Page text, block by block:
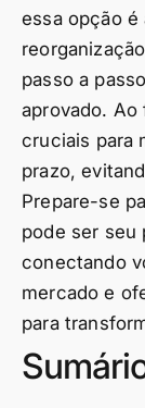
essa opção é
passo a
aprovado.
cruciais para
prazo,
Prepare-se
pode ser seu
conectando
mercado e
para